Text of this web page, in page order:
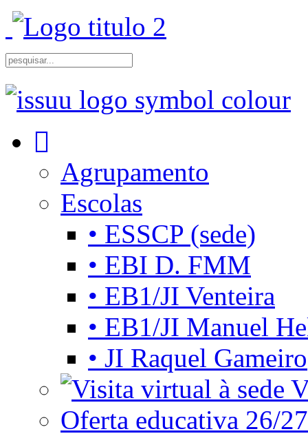
Agrupamento
Escolas
• ESSCP (sede)
• EBI D. FMM
• EB1/JI Venteira
• EB1/JI Manuel
• JI Raquel Gameiro
Oferta educativa 26/27